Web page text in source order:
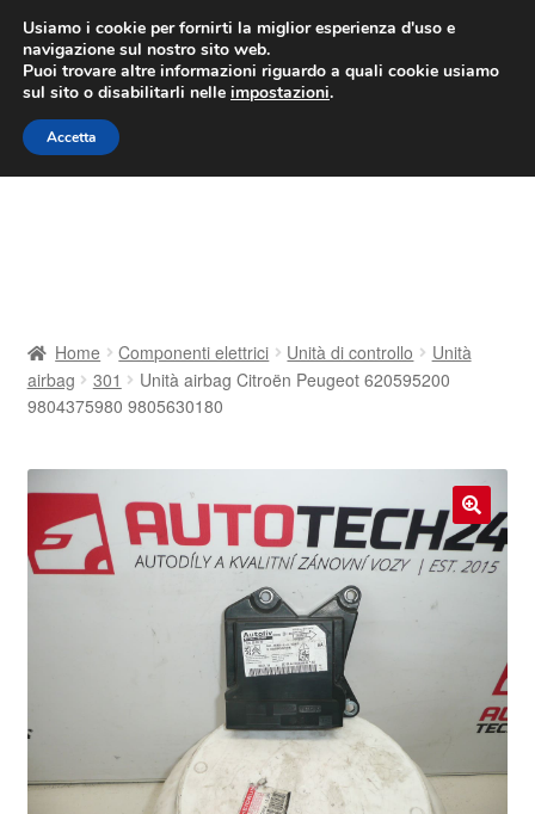
CONSEGNA da 7 EUR
Lun-Ven 9:00 - 16:00/800 580 290
Vai
alla
navigazione
Vai
al
contenuto
Consegna
Il mio account
Pagamenti
Politica sulla riservatezza
Procedura di Reclamo
Registratore di cassa
Home Componenti elettrici Unità di controllo
Unità
airbag
301
Unità airbag Citroën Peugeot 620595200
9804375980 9805630180
🔍
Usiamo i cookie per fornirti la miglior esperienza d'uso e
navigazione sul nostro sito web.
Puoi trovare altre informazioni riguardo a quali cookie usiamo
sul sito o disabilitarli nelle impostazioni.
Accetta